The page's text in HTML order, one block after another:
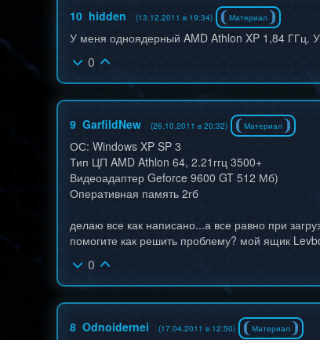
10 hidden (13.12.2011 в 19:34) Материал
У меня одноядерный AMD Athlon XP 1,84 ГГц.
0
9 GarfildNew (26.10.2011 в 20:32) Материал
ОС: Windows XP SP 3
Тип ЦП AMD Athlon 64, 2.21ггц 3500+
Видеоадаптер Geforce 9600 GT 512 Мб)
Оперативная память 2гб
делаю все как написано...а все равно при
помогите как решить проблему? мой ящик
0
8 Odnoidernei (17.04.2011 в 12:50) Материал